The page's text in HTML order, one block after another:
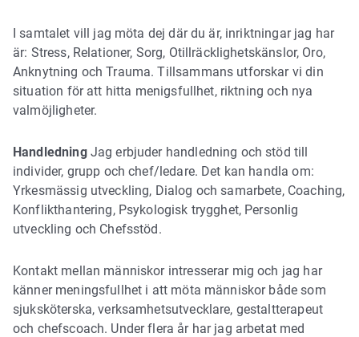
I samtalet vill jag möta dej där du är, inriktningar jag har
är: Stress, Relationer, Sorg, Otillräcklighetskänslor, Oro,
Anknytning och Trauma. Tillsammans utforskar vi din
situation för att hitta menigsfullhet, riktning och nya
valmöjligheter.
HandledningJag erbjuder handledning och stöd till
individer, grupp och chef/ledare. Det kan handla om:
Yrkesmässig utveckling, Dialog och samarbete, Coaching,
Konflikthantering, Psykologisk trygghet, Personlig
utveckling och Chefsstöd.
Kontakt mellan människor intresserar mig och jag har
känner meningsfullhet i att möta människor både som
sjuksköterska, verksamhetsutvecklare, gestaltterapeut
och chefscoach. Under flera år har jag arbetat med